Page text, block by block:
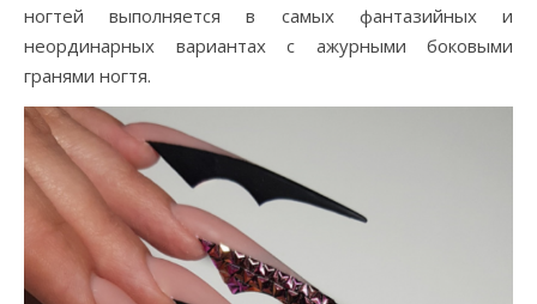
ногтей выполняется в самых фантазийных и
неординарных вариантах с ажурными боковыми
гранями ногтя.